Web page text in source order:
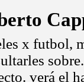
x futbol,
verá el